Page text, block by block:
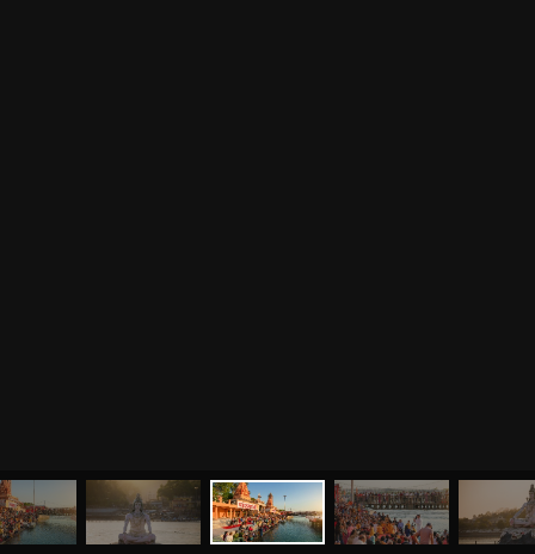
СЕМИНАРЫ МЕНЮ О НАС МАГАЗИН